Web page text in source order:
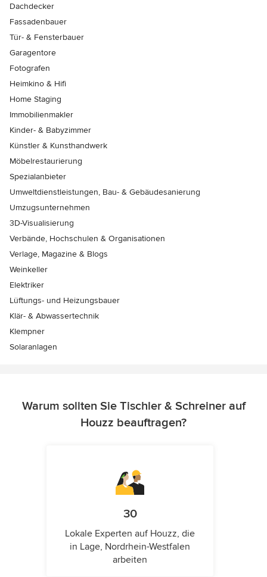
Dachdecker
Fassadenbauer
Tür- & Fensterbauer
Garagentore
Fotografen
Heimkino & Hifi
Home Staging
Immobilienmakler
Kinder- & Babyzimmer
Künstler & Kunsthandwerk
Möbelrestaurierung
Spezialanbieter
Umweltdienstleistungen, Bau- & Gebäudesanierung
Umzugsunternehmen
3D-Visualisierung
Verbände, Hochschulen & Organisationen
Verlage, Magazine & Blogs
Weinkeller
Elektriker
Lüftungs- und Heizungsbauer
Klär- & Abwassertechnik
Klempner
Solaranlagen
Warum sollten Sie Tischler & Schreiner auf
Houzz beauftragen?
30
Lokale Experten auf Houzz, die
in Lage, Nordrhein-Westfalen
arbeiten